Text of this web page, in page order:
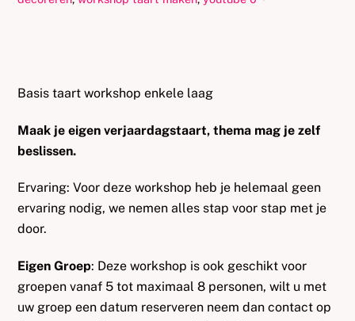
Basis taart workshop enkele laag
Maak je eigen verjaardagstaart, thema mag je zelf
beslissen.
Ervaring: Voor deze workshop heb je helemaal geen
ervaring nodig, we nemen alles stap voor stap met je
door.
Eigen Groep: Deze workshop is ook geschikt voor
groepen vanaf 5 tot maximaal 8 personen, wilt u met
uw groep een datum reserveren neem dan contact op